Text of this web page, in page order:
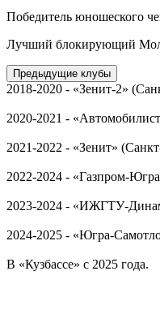
Победитель юношеского
Лучший блокирующий
Предыдущие клубы
2018-2020 - «Зенит-2»
2020-2021 -
2021-2022 - «Зенит»
2022-2024 - «Газпром-
2023-2024 - «ИЖГТУ-
2024-2025 - «Югра-
В «Кузбассе» с 2025 года.